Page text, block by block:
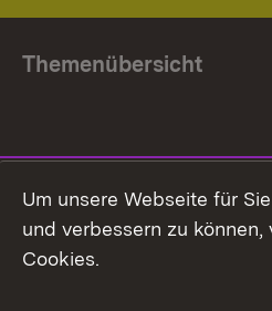
Themenübersicht
Facebook
Um unsere Webseite für
und verbessern zu
Cookies.